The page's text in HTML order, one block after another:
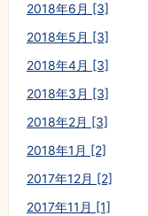
2018年6月 [3]
2018年5月 [3]
2018年4月 [3]
2018年3月 [3]
2018年2月 [3]
2018年1月 [2]
2017年12月 [2]
2017年11月 [1]